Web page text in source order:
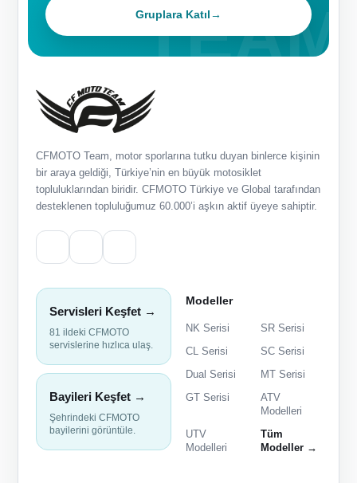
Gruplara Katıl→
CFMOTO Team, motor sporlarına tutku duyan binlerce kişinin
bir araya geldiği, Türkiye’nin en büyük motosiklet
topluluklarından biridir. CFMOTO Türkiye ve Global tarafından
desteklenen topluluğumuz 60.000’i aşkın aktif üyeye sahiptir.
Servisleri Keşfet →
81 ildeki CFMOTO
servislerine hızlıca ulaş.
Bayileri Keşfet →
Şehrindeki CFMOTO
bayilerini görüntüle.
Modeller
NK Serisi
SR Serisi
CL Serisi
SC Serisi
Dual Serisi
MT Serisi
GT Serisi
ATV
Modelleri
UTV
Modelleri
Tüm
Modeller →